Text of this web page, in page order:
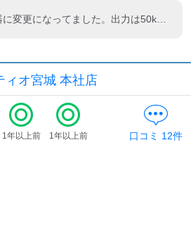
ィオ宮城 本社店
1年以上前 1年以上前 口コミ 12件